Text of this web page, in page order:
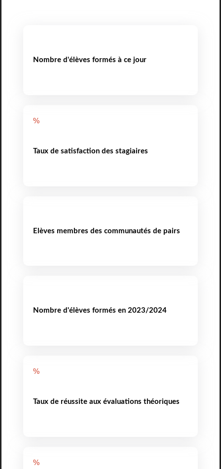
Nombre d'élèves formés à ce jour
%
Taux de satisfaction des stagiaires
Elèves membres des communautés de pairs
Nombre d'élèves formés en 2023/2024
%
Taux de réussite aux évaluations théoriques
%